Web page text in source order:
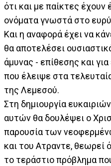
ότι και με παίκτες
ονόματα γνωστά στο ευρύ
Και η αναφορά έχει να
θα αποτελέσει
άμυνας - επίθεσης και
που έλειψε στα
της Λεμεσού.
Στη δημιουργία
αυτών θα δουλέψει ο
παρουσία των
και του Ατραντε, θεωρεί
το τεράστιο πρόβλημα